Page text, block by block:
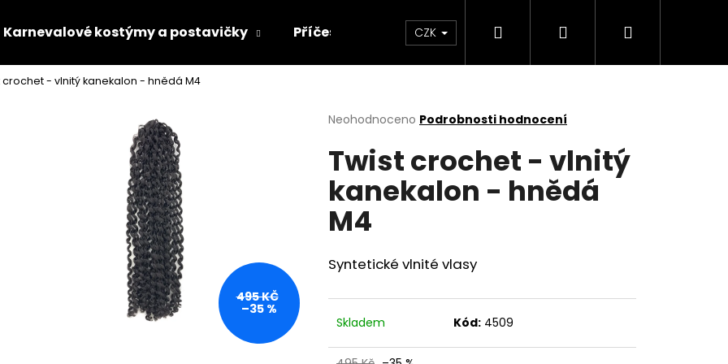
Karnevalové kostýmy a postavičky Příčesky a copy Menstruační kalhotky a plavky
CZK Hledat PřihlášeníNákupní
crochet - vlnitý kanekalon - hnědá M4
Průměrné
produktu
0,0
5
hvězdiček.
Neohodnoceno Podrobnosti hodnocení
Twist crochet - vlnitý
kanekalon - hnědá
M4
Syntetické vlnité vlasy
Skladem Kód: 4509
495 KČ
–35 %
Co potřebujete najít?
Doporučujeme